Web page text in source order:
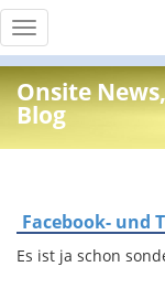
Toggle
navigation
Onsite
Blog
Facebook- und
Es ist ja schon